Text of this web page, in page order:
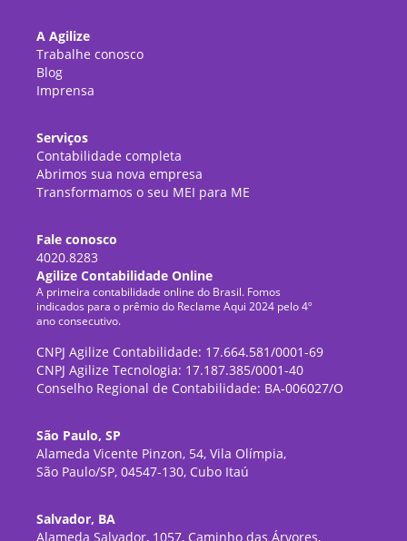
A Agilize
Trabalhe conosco
Blog
Imprensa
Serviços
Contabilidade completa
Abrimos sua nova empresa
Transformamos o seu MEI para ME
Fale conosco
4020.8283
Agilize Contabilidade Online
A primeira contabilidade online do Brasil. Fomos
indicados para o prêmio do Reclame Aqui 2024 pelo 4º
ano consecutivo.
CNPJ Agilize Contabilidade: 17.664.581/0001-69
CNPJ Agilize Tecnologia: 17.187.385/0001-40
Conselho Regional de Contabilidade: BA-006027/O
São Paulo, SP
Alameda Vicente Pinzon, 54, Vila Olímpia,
São Paulo/SP, 04547-130, Cubo Itaú
Salvador, BA
Alameda Salvador, 1057, Caminho das Árvores,